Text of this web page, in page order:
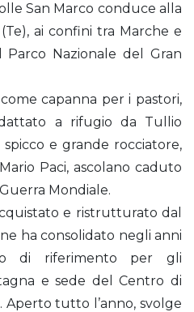
San Marco conduce alla
ai confini tra Marche e
Nazionale del Gran
capanna per i pastori,
a rifugio da Tullio
e grande rocciatore,
Paci, ascolano caduto
Mondiale.
e ristrutturato dal
ha consolidato negli anni
di riferimento per gli
e sede del Centro di
Aperto tutto l’anno, svolge